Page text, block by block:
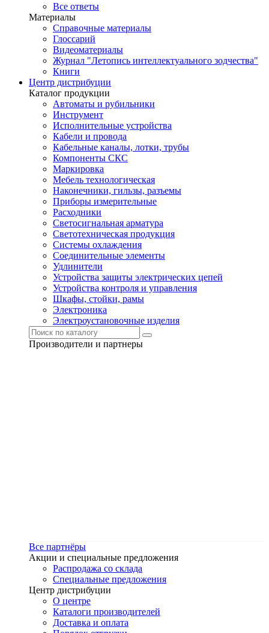
Все ответы
Материалы
Справочные материалы
Глоссарий
Видеоматериалы
Журнал "Летопись интеллектуального зодчества"
Книги
Центр дистрибуции
Каталог продукции
Автоматы и рубильники
Инструмент
Исполнительные устройства
Кабели и провода
Кабельные каналы, лотки, трубы
Компоненты СКС
Маркировка
Мебель технологическая
Наконечники, гильзы, разъемы
Приборы измерительные
Расходники
Светосигнальная арматура
Светотехническая продукция
Системы охлаждения
Соединительные элементы
Удлинители
Устройства защиты электрических цепей
Устройства контроля и управления
Шкафы, стойки, рамы
Электроника
Электроустановочные изделия
Производители и партнеры
Все партнёры
Акции и специальные предложения
Распродажа со склада
Специальные предложения
Центр дистрибуции
О центре
Каталоги производителей
Доставка и оплата